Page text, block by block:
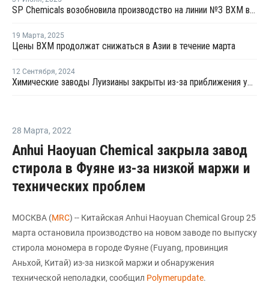
SP Chemicals возобновила производство на линии №3 ВХМ в Китае
19 Марта, 2025
Цены ВХМ продолжат снижаться в Азии в течение марта
12 Сентября, 2024
Химические заводы Луизианы закрыты из-за приближения урагана "Франсин"
28 Марта, 2022
Anhui Haoyuan Chemical закрыла завод
стирола в Фуяне из-за низкой маржи и
технических проблем
МОСКВА (MRC) -- Китайская Anhui Haoyuan Chemical Group 25
марта остановила производство на новом заводе по выпуску
стирола мономера в городе Фуяне (Fuyang, провинция
Аньхой, Китай) из-за низкой маржи и обнаружения
технической неполадки, сообщил Polymerupdate.